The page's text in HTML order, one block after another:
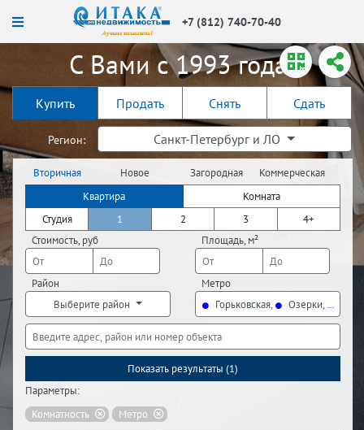
+7 (812) 740-70-40
С Вами с 1993 года!
Купить Продать Снять Сдать
Регион: Санкт-Петербург и ЛО
Вторичная
недвижимость
Новое
строительство
Загородная
недвижимость
Коммерческая
недвижимость
Квартира
Комната
Студия
1 2 3
4+
Стоимость, руб
Площадь, м²
Район
Выберите район
Метро
Горьковская,
Озерки,
Показать результаты (1)
Параметры:
Комнатность
Метро